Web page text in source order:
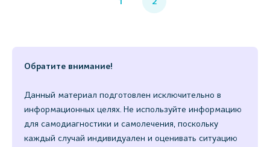
Обратите внимание!
Данный материал подготовлен исключительно в
информационных целях. Не используйте информацию
для самодиагностики и самолечения, поскольку
каждый случай индивидуален и оценивать ситуацию